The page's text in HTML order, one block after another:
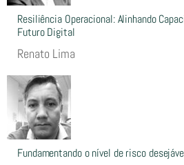
Resiliência Operacional: Alinhando
Futuro Digital
Renato Lima
Fundamentando o nível de risco